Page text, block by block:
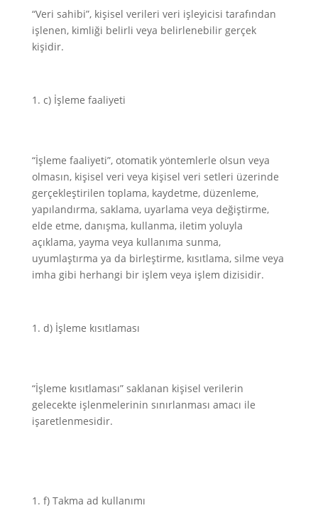
“Veri sahibi”, kişisel verileri veri işleyicisi tarafından
işlenen, kimliği belirli veya belirlenebilir gerçek
kişidir.
c) İşleme faaliyeti
“İşleme faaliyeti”, otomatik yöntemlerle olsun veya
olmasın, kişisel veri veya kişisel veri setleri üzerinde
gerçekleştirilen toplama, kaydetme, düzenleme,
yapılandırma, saklama, uyarlama veya değiştirme,
elde etme, danışma, kullanma, iletim yoluyla
açıklama, yayma veya kullanıma sunma,
uyumlaştırma ya da birleştirme, kısıtlama, silme veya
imha gibi herhangi bir işlem veya işlem dizisidir.
d) İşleme kısıtlaması
“İşleme kısıtlaması” saklanan kişisel verilerin
gelecekte işlenmelerinin sınırlanması amacı ile
işaretlenmesidir.
f) Takma ad kullanımı